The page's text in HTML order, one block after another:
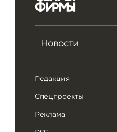
Новости
Редакция
Спецпроекты
Реклама